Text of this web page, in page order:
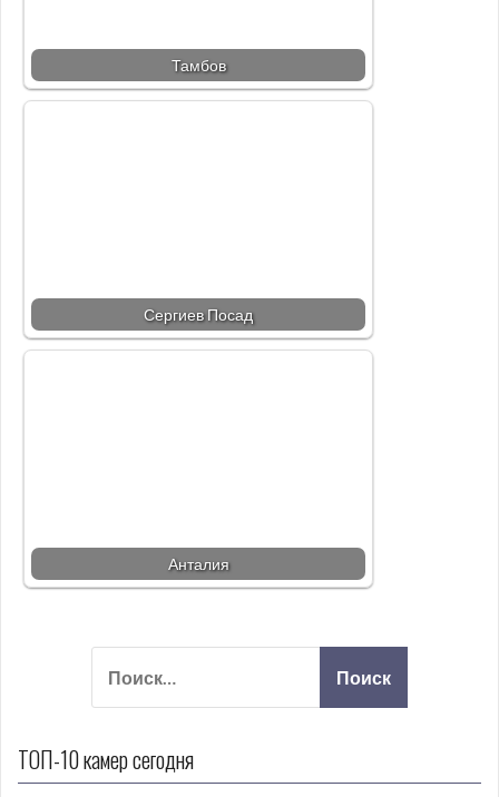
Тамбов
Сергиев Посад
Анталия
ТОП-10 камер сегодня